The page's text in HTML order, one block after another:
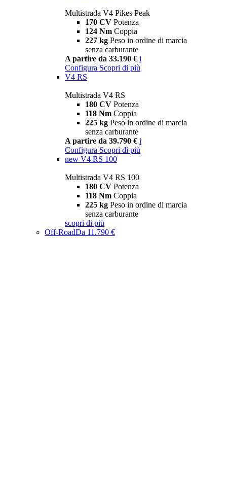
Multistrada V4 Pikes Peak
170 CV Potenza
124 Nm Coppia
227 kg Peso in ordine di marcia
senza carburante
A partire da 33.190 € i
Configura Scopri di più
V4 RS
Multistrada V4 RS
180 CV Potenza
118 Nm Coppia
225 kg Peso in ordine di marcia
senza carburante
A partire da 39.790 € i
Configura Scopri di più
new V4 RS 100
Multistrada V4 RS 100
180 CV Potenza
118 Nm Coppia
225 kg Peso in ordine di marcia
senza carburante
scopri di più
Off-RoadDa 11.790 €